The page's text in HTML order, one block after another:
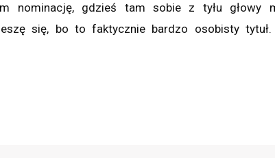
nominację, gdzieś tam sobie z tyłu głowy
się, bo to faktycznie bardzo osobisty